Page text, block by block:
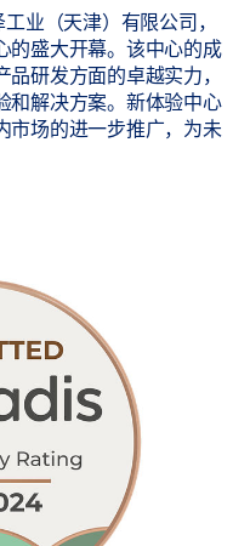
业（天津）有限公司，
的盛大开幕。该中心的成
研发方面的卓越实力，
和解决方案。新体验中心
市场的进一步推广，为未